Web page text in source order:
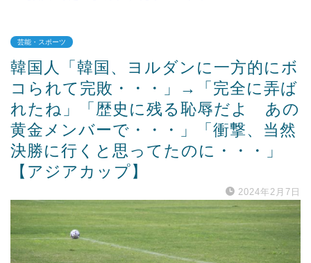
Powered by livedoor 相互RSS
芸能・スポーツ
韓国人「韓国、ヨルダンに一方的にボ
コられて完敗・・・」→「完全に弄ば
れたね」「歴史に残る恥辱だよ あの
黄金メンバーで・・・」「衝撃、当然
決勝に行くと思ってたのに・・・」
【アジアカップ】
2024年2月7日